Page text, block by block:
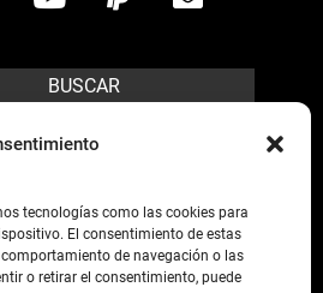
tecnologías como las cookies para
El consentimiento de estas
de navegación o las
o retirar el consentimiento, puede
BUSCAR